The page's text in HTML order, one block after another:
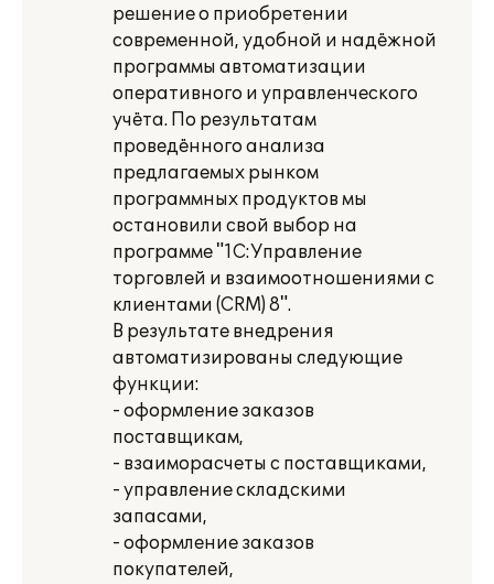
решение о приобретении
современной, удобной и надёжной
программы автоматизации
оперативного и управленческого
учёта. По результатам
проведённого анализа
предлагаемых рынком
программных продуктов мы
остановили свой выбор на
программе "1С:Управление
торговлей и взаимоотношениями с
клиентами (CRM) 8".
В результате внедрения
автоматизированы следующие
функции:
- оформление заказов
поставщикам,
- взаиморасчеты с поставщиками,
- управление складскими
запасами,
- оформление заказов
покупателей,